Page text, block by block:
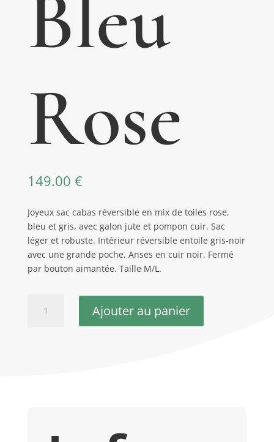
Bleu
Rose
149.00 €
Joyeux sac cabas réversible en mix de toiles rose,
bleu et gris, avec galon jute et pompon cuir. Sac
léger et robuste. Intérieur réversible entoile gris-noir
avec une grande poche. Anses en cuir noir. Fermé
par bouton aimantée. Taille M/L.
Ajouter au panier